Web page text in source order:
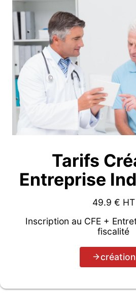
Tarifs
Entreprise
49.9 € HT
Inscription au CFE +
fiscalité
création